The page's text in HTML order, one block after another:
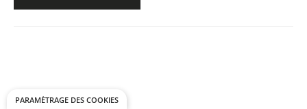
PARAMÉTRAGE DES COOKIES